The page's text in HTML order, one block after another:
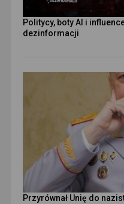
Politycy, boty AI i
dezinformacji
Przyrównał Unię do